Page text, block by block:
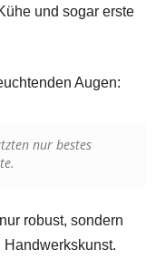
und sogar erste
Augen:
nur bestes
robust, sondern